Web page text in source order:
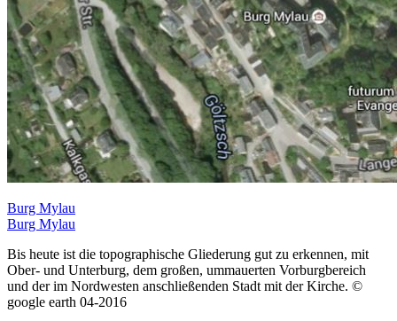
Burg Mylau
Burg Mylau
Bis heute ist die topographische Gliederung gut zu erkennen, mit
Ober- und Unterburg, dem großen, ummauerten Vorburgbereich
und der im Nordwesten anschließenden Stadt mit der Kirche. ©
google earth 04-2016